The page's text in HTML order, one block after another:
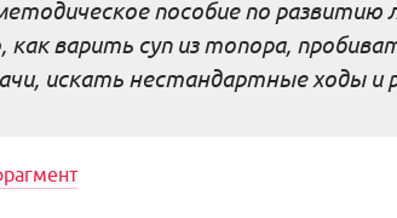
пособие по
как варить суп из топора,
искать нестандартные ходы и